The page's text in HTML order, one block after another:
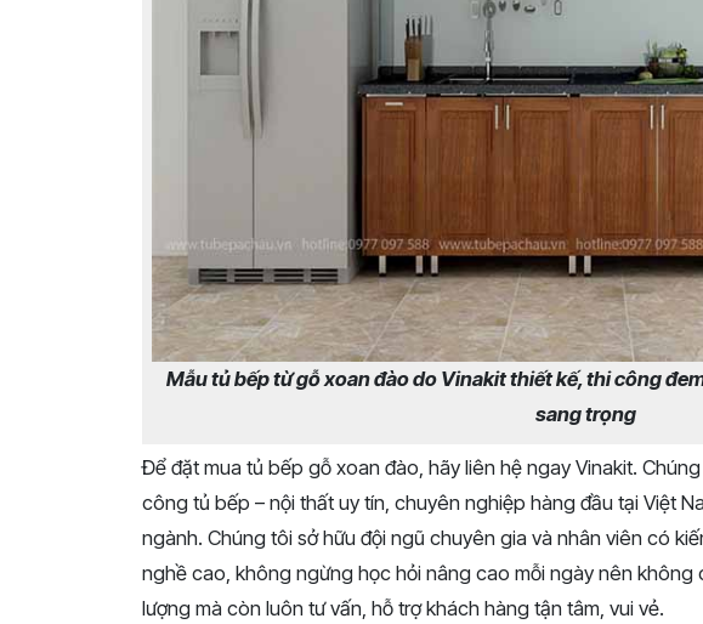
Mẫu tủ bếp từ gỗ xoan đào do Vinakit thiết kế, thi công
sang trọng
Để đặt mua tủ bếp gỗ xoan đào, hãy liên hệ ngay Vinakit.
công tủ bếp – nội thất uy tín, chuyên nghiệp hàng đầu tại Việt
ngành. Chúng tôi sở hữu đội ngũ chuyên gia và nhân viên có
nghề cao, không ngừng học hỏi nâng cao mỗi ngày nên không
lượng mà còn luôn tư vấn, hỗ trợ khách hàng tận tâm, vui vẻ.